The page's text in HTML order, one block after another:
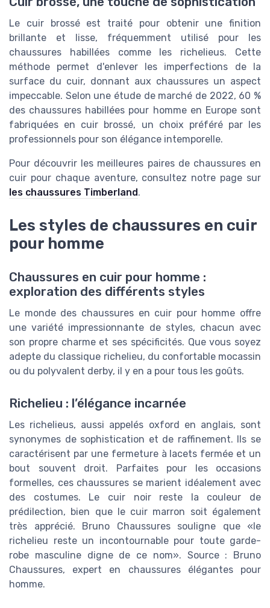
Le cuir brossé est traité pour obtenir une finition
brillante et lisse, fréquemment utilisé pour les
chaussures habillées comme les richelieus. Cette
méthode permet d'enlever les imperfections de la
surface du cuir, donnant aux chaussures un aspect
impeccable. Selon une étude de marché de 2022, 60 %
des chaussures habillées pour homme en Europe sont
fabriquées en cuir brossé, un choix préféré par les
professionnels pour son élégance intemporelle.
Pour découvrir les meilleures paires de chaussures en
cuir pour chaque aventure, consultez notre page sur
les chaussures Timberland .
Les styles de chaussures en cuir
pour homme
Chaussures en cuir pour homme :
exploration des différents styles
Le monde des chaussures en cuir pour homme offre
une variété impressionnante de styles, chacun avec
son propre charme et ses spécificités. Que vous soyez
adepte du classique richelieu, du confortable mocassin
ou du polyvalent derby, il y en a pour tous les goûts.
Richelieu : l’élégance incarnée
Les richelieus, aussi appelés oxford en anglais, sont
synonymes de sophistication et de raffinement. Ils se
caractérisent par une fermeture à lacets fermée et un
bout souvent droit. Parfaites pour les occasions
formelles, ces chaussures se marient idéalement avec
des costumes. Le cuir noir reste la couleur de
prédilection, bien que le cuir marron soit également
très apprécié. Bruno Chaussures souligne que «le
richelieu reste un incontournable pour toute garde-
robe masculine digne de ce nom». Source : Bruno
Chaussures, expert en chaussures élégantes pour
homme.